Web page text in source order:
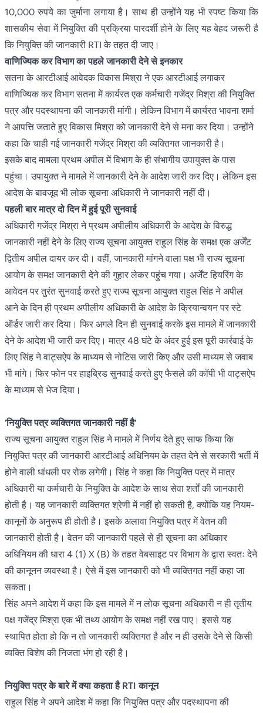
10,000 रुपये का जुर्माना लगाया है। साथ ही उन्होंने यह भी स्पष्ट किया कि
शासकीय सेवा में नियुक्ति की प्रक्रिया पारदर्शी होने के लिए यह बेहद जरूरी है
कि नियुक्ति की जानकारी RTI के तहत दी जाए।
वाणिज्यिक कर विभाग का पहले जानकारी देने से इनकार
सतना के आरटीआई आवेदक विकास मिश्रा ने एक आरटीआई लगाकर
वाणिज्यिक कर विभाग सतना में कार्यरत एक कर्मचारी गजेंद्र मिश्रा की नियुक्ति
पत्र और पदस्थापना की जानकारी मांगी। लेकिन विभाग में कार्यरत भावना शर्मा
ने आपत्ति जताते हुए विकास मिश्रा को जानकारी देने से मना कर दिया। उन्होंने
कहा कि चाही गई जानकारी गजेंद्र मिश्रा की व्यक्तिगत जानकारी है।
इसके बाद मामला प्रथम अपील में विभाग के ही संभागीय उपायुक्त के पास
पहुंचा। उपायुक्त ने मामले में जानकारी देने के आदेश जारी कर दिए। लेकिन इस
आदेश के बावजूद भी लोक सूचना अधिकारी ने जानकारी नहीं दी।
पहली बार मात्र दो दिन में हुई पूरी सुनवाई
अधिकारी गजेंद्र मिश्रा ने प्रथम अपीलीय अधिकारी के आदेश के विरुद्ध
जानकारी नहीं देने के लिए राज्य सूचना आयुक्त राहुल सिंह के समक्ष एक अर्जेंट
द्वितीय अपील दायर कर दी। वहीं, जानकारी मांगने वाला पक्ष भी राज्य सूचना
आयोग के समक्ष जानकारी देने की गुहार लेकर पहुंच गया। अर्जेंट हियरिंग के
आवेदन पर तुरंत सुनवाई करते हुए राज्य सूचना आयुक्त राहुल सिंह ने अपील
आने के दिन ही प्रथम अपीलीय अधिकारी के आदेश के क्रियान्वयन पर स्टे
ऑर्डर जारी कर दिया। फिर अगले दिन ही सुनवाई करके इस मामले में जानकारी
देने के आदेश भी जारी कर दिए। मात्र 48 घंटे के अंदर हुई इस पूरी कार्रवाई के
लिए सिंह ने वाट्सऐप के माध्यम से नोटिस जारी किए और उसी माध्यम से जवाब
भी मांगे। फिर फोन पर हाइब्रिड सुनवाई करते हुए फैसले की कॉपी भी वाट्सऐप
के माध्यम से भेज दिया।
‘नियुक्ति पत्र व्यक्तिगत जानकारी नहीं है’
राज्य सूचना आयुक्त राहुल सिंह ने मामले में निर्णय देते हुए साफ किया कि
नियुक्ति पत्र की जानकारी आरटीआई अधिनियम के तहत देने से सरकारी भर्ती में
होने वाली धांधली पर रोक लगेगी। सिंह ने कहा कि नियुक्ति पत्र में मात्र
अधिकारी या कर्मचारी के नियुक्ति के आदेश के साथ सेवा शर्तों की जानकारी
होती है। यह जानकारी व्यक्तिगत श्रेणी में नहीं हो सकती है, क्योंकि यह नियम-
कानूनों के अनुरूप ही होती है। इसके अलावा नियुक्ति पत्र में वेतन की
जानकारी होती है। वेतन की जानकारी पहले से ही सूचना का अधिकार
अधिनियम की धारा 4 (1) X (B) के तहत वेबसाइट पर विभाग के द्वारा स्वतः देने
की कानूनन व्यवस्था है। ऐसे में इस जानकारी को भी व्यक्तिगत नहीं कहा जा
सकता।
सिंह अपने आदेश में कहा कि इस मामले में न लोक सूचना अधिकारी न ही तृतीय
पक्ष गजेंद्र मिश्रा एक भी तथ्य आयोग के समक्ष नहीं रख पाए। इससे यह
स्थापित होता हो कि न तो जानकारी व्यक्तिगत है और न ही उसके देने से किसी
व्यक्ति विशेष की निजता भंग हो रही है।
नियुक्ति पत्र के बारे में क्या कहता है RTI कानून
राहुल सिंह ने अपने आदेश में कहा कि नियुक्ति पत्र और पदस्थापना की